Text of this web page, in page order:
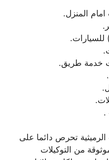
المنزل.
للسيارات.
خدمة طريق.
.
تحرص دائما على
من التوكيلات